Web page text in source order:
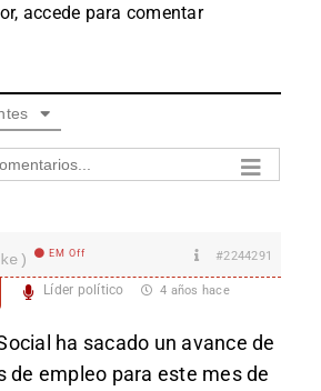
accede para comentar
EM Off #2244291
Líder político 4 años hace
ha sacado un avance de
de empleo para este mes de